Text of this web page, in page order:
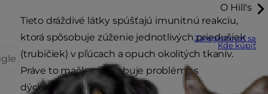
O Hill's
Zaregistrovať sa
Kde kúpiť
Tieto dráždivé látky spúšťajú imunitnú reakciu,
ktorá spôsobuje zúženie jednotlivých priedušiek
(trubičiek) v pľúcach a opuch okolitých tkanív.
Práve to mačke spôsobuje problémy s
dýchaním.